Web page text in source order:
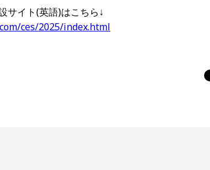
サイト(英語)はこちら↓
ces/2025/index.html